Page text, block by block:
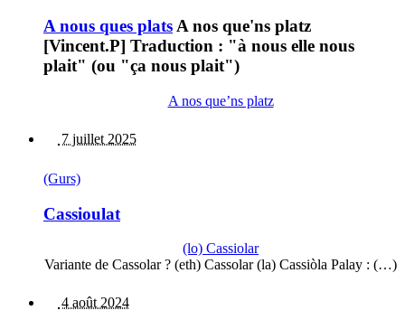
A nous ques platsA nos que'ns platz
[Vincent.P] Traduction : "à nous elle nous
plait" (ou "ça nous plait")
A nos que’ns platz
7 juillet 2025
(Gurs)
Cassioulat
(lo) Cassiolar
Variante de Cassolar ? (eth) Cassolar (la) Cassiòla Palay : (…)
4 août 2024